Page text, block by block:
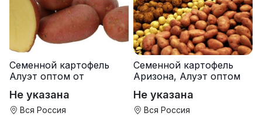
Семенной картофель
Алуэт оптом от
Не указана
Вся Россия
Семенной картофель
Аризона, Алуэт оптом
Не указана
Вся Россия